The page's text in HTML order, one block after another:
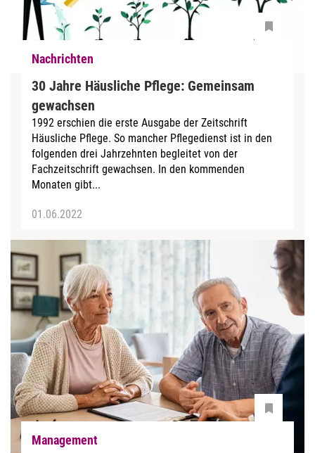
Nachrichten
30 Jahre Häusliche Pflege: Gemeinsam
gewachsen
1992 erschien die erste Ausgabe der Zeitschrift
Häusliche Pflege. So mancher Pflegedienst ist in den
folgenden drei Jahrzehnten begleitet von der
Fachzeitschrift gewachsen. In den kommenden
Monaten gibt...
01.06.2022
Management